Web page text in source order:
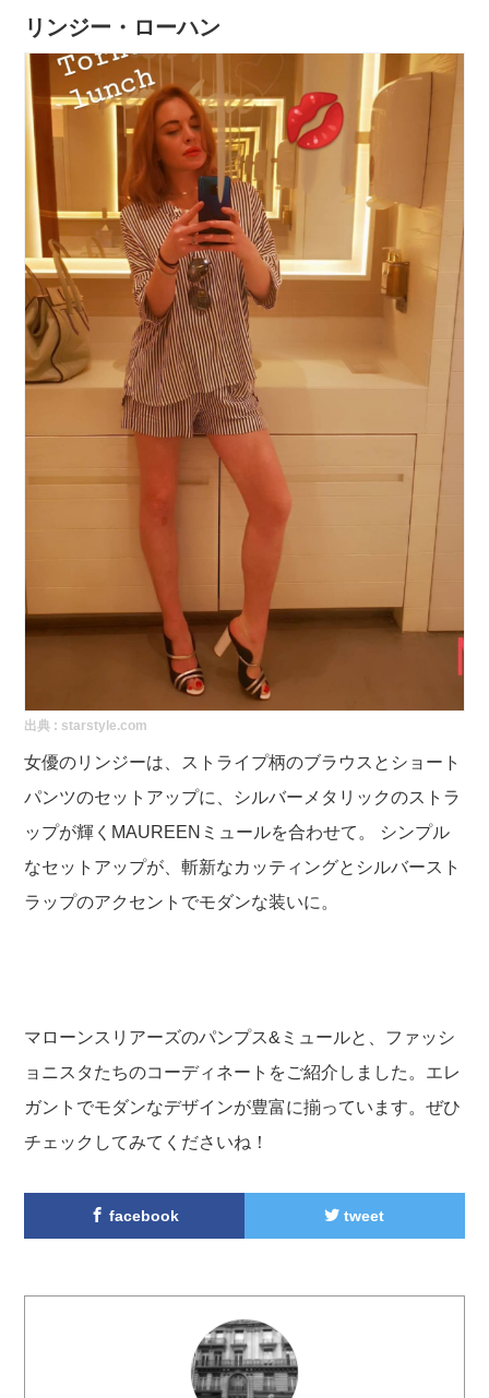
リンジー・ローハン
出典 : starstyle.com
女優のリンジーは、ストライプ柄のブラウスとショート
パンツのセットアップに、シルバーメタリックのストラ
ップが輝くMAUREENミュールを合わせて。 シンプル
なセットアップが、斬新なカッティングとシルバースト
ラップのアクセントでモダンな装いに。
マローンスリアーズのパンプス&ミュールと、ファッシ
ョニスタたちのコーディネートをご紹介しました。エレ
ガントでモダンなデザインが豊富に揃っています。ぜひ
チェックしてみてくださいね！
facebook tweet